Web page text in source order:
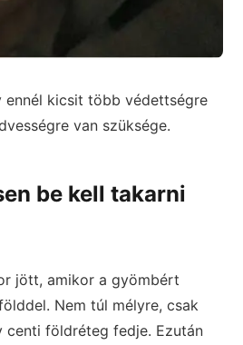
ennél kicsit több védettségre
van szüksége.
be kell takarni
jött, amikor a gyömbért
Nem túl mélyre, csak
centi földréteg fedje. Ezután